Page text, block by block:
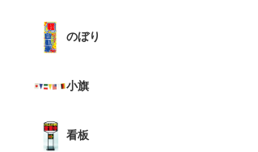
のぼり
小旗
看板